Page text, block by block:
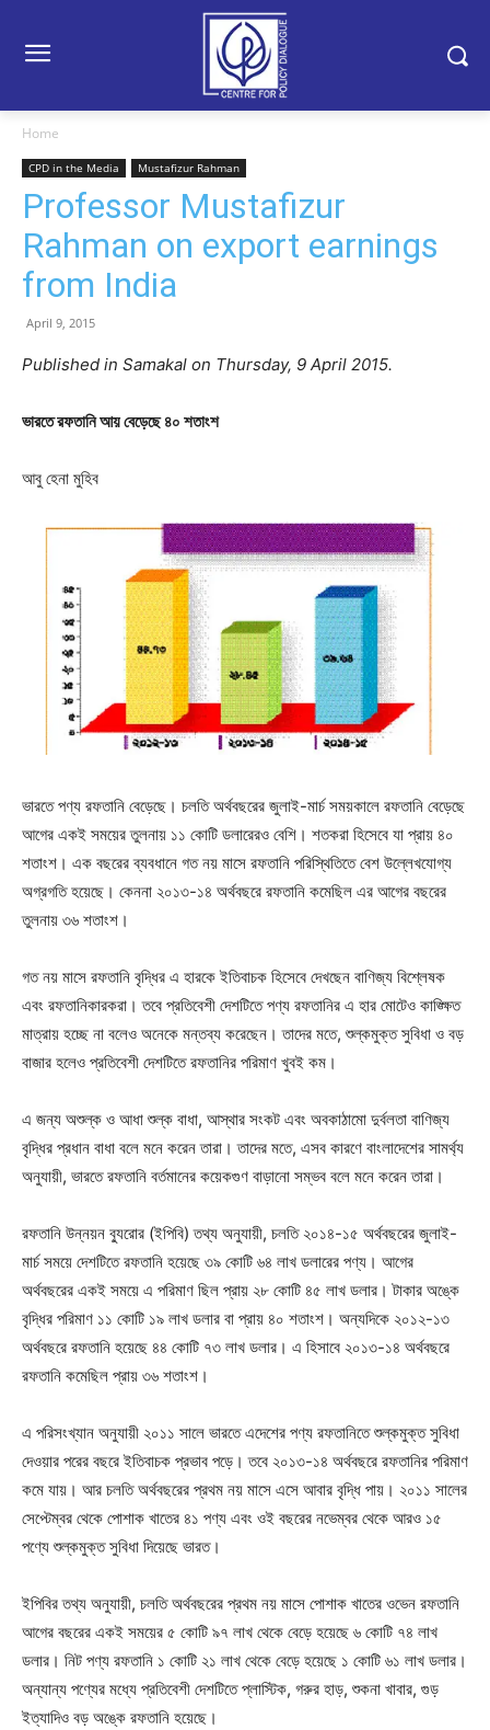
Home
CPD in the Media Mustafizur Rahman
Professor Mustafizur
Rahman on export earnings
from India
April 9, 2015
Published in Samakal on Thursday, 9 April 2015.
ভারতে রফতানি আয় বেড়েছে ৪০ শতাংশ
আবু হেনা মুহিব
ভারতে পণ্য রফতানি বেড়েছে। চলতি অর্থবছরের জুলাই-মার্চ সময়কালে রফতানি বেড়েছে
আগের একই সময়ের তুলনায় ১১ কোটি ডলারেরও বেশি। শতকরা হিসেবে যা প্রায় ৪০
শতাংশ। এক বছরের ব্যবধানে গত নয় মাসে রফতানি পরিস্থিতিতে বেশ উল্লেখযোগ্য
অগ্রগতি হয়েছে। কেননা ২০১৩-১৪ অর্থবছরে রফতানি কমেছিল এর আগের বছরের
তুলনায় ৩৬ শতাংশ।
গত নয় মাসে রফতানি বৃদ্ধির এ হারকে ইতিবাচক হিসেবে দেখছেন বাণিজ্য বিশ্লেষক
এবং রফতানিকারকরা। তবে প্রতিবেশী দেশটিতে পণ্য রফতানির এ হার মোটেও কাঙ্ক্ষিত
মাত্রায় হচ্ছে না বলেও অনেকে মন্তব্য করেছেন। তাদের মতে, শুল্কমুক্ত সুবিধা ও বড়
বাজার হলেও প্রতিবেশী দেশটিতে রফতানির পরিমাণ খুবই কম।
এ জন্য অশুল্ক ও আধা শুল্ক বাধা, আস্থার সংকট এবং অবকাঠামো দুর্বলতা বাণিজ্য
বৃদ্ধির প্রধান বাধা বলে মনে করেন তারা। তাদের মতে, এসব কারণে বাংলাদেশের সামর্থ্য
অনুযায়ী, ভারতে রফতানি বর্তমানের কয়েকগুণ বাড়ানো সম্ভব বলে মনে করেন তারা।
রফতানি উন্নয়ন ব্যুরোর (ইপিবি) তথ্য অনুযায়ী, চলতি ২০১৪-১৫ অর্থবছরের জুলাই-
মার্চ সময়ে দেশটিতে রফতানি হয়েছে ৩৯ কোটি ৬৪ লাখ ডলারের পণ্য। আগের
অর্থবছরের একই সময়ে এ পরিমাণ ছিল প্রায় ২৮ কোটি ৪৫ লাখ ডলার। টাকার অঙ্কে
বৃদ্ধির পরিমাণ ১১ কোটি ১৯ লাখ ডলার বা প্রায় ৪০ শতাংশ। অন্যদিকে ২০১২-১৩
অর্থবছরে রফতানি হয়েছে ৪৪ কোটি ৭৩ লাখ ডলার। এ হিসাবে ২০১৩-১৪ অর্থবছরে
রফতানি কমেছিল প্রায় ৩৬ শতাংশ।
এ পরিসংখ্যান অনুযায়ী ২০১১ সালে ভারতে এদেশের পণ্য রফতানিতে শুল্কমুক্ত সুবিধা
দেওয়ার পরের বছরে ইতিবাচক প্রভাব পড়ে। তবে ২০১৩-১৪ অর্থবছরে রফতানির পরিমাণ
কমে যায়। আর চলতি অর্থবছরের প্রথম নয় মাসে এসে আবার বৃদ্ধি পায়। ২০১১ সালের
সেপ্টেম্বর থেকে পোশাক খাতের ৪১ পণ্য এবং ওই বছরের নভেম্বর থেকে আরও ১৫
পণ্যে শুল্কমুক্ত সুবিধা দিয়েছে ভারত।
ইপিবির তথ্য অনুযায়ী, চলতি অর্থবছরের প্রথম নয় মাসে পোশাক খাতের ওভেন রফতানি
আগের বছরের একই সময়ের ৫ কোটি ৯৭ লাখ থেকে বেড়ে হয়েছে ৬ কোটি ৭৪ লাখ
ডলার। নিট পণ্য রফতানি ১ কোটি ২১ লাখ থেকে বেড়ে হয়েছে ১ কোটি ৬১ লাখ ডলার।
অন্যান্য পণ্যের মধ্যে প্রতিবেশী দেশটিতে প্লাস্টিক, গরুর হাড়, শুকনা খাবার, গুড়
ইত্যাদিও বড় অঙ্কে রফতানি হয়েছে।